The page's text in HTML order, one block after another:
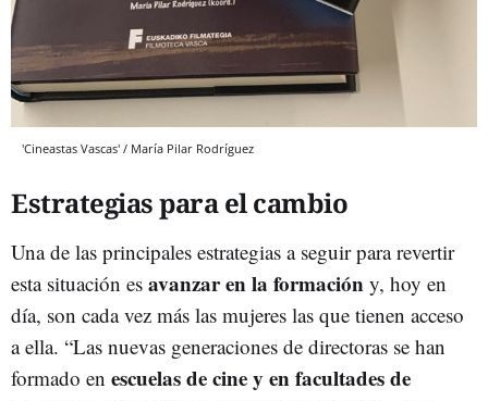
'Cineastas Vascas' / María Pilar Rodríguez
Estrategias para el cambio
Una de las principales estrategias a seguir para revertir
esta situación es avanzar en la formación y, hoy en
día, son cada vez más las mujeres las que tienen acceso
a ella. “Las nuevas generaciones de directoras se han
formado en escuelas de cine y en facultades de